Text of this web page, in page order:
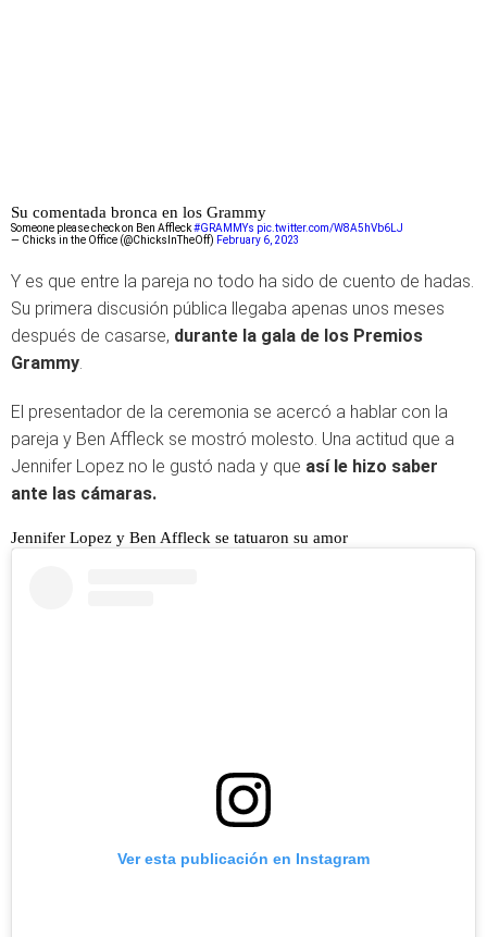
Su comentada bronca en los Grammy
Someone please check on Ben Affleck#GRAMMYs pic.twitter.com/W8A5hVb6LJ
— Chicks in the Office (@ChicksInTheOff) February 6, 2023
Y es que entre la pareja no todo ha sido de cuento de hadas.
Su primera discusión pública llegaba apenas unos meses
después de casarse, durante la gala de los Premios
Grammy.
El presentador de la ceremonia se acercó a hablar con la
pareja y Ben Affleck se mostró molesto. Una actitud que a
Jennifer Lopez no le gustó nada y que así le hizo saber
ante las cámaras.
Jennifer Lopez y Ben Affleck se tatuaron su amor
Ver esta publicación en Instagram